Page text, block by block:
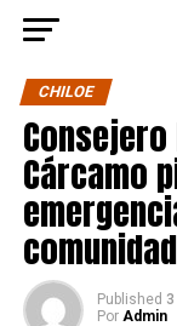
CHILOE
Cárcamo
Published
Por Admin